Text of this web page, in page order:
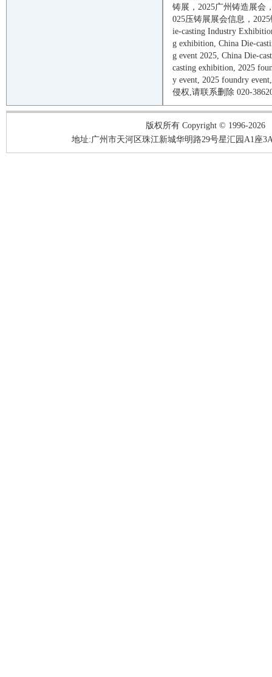
铸展， 2025广州 铸造展会
025压铸展展会信息 ， 2025
ie-casting Industry
g exhibition, China Die-
g event 2025, China Die-
casting exhibition, 2025
y event, 2025 foundry event,
侵权,请联系删除 020-
版权所有 Copyright © 1996-2026
地址:广州市天河区珠江新城华明路29号星汇园A1座